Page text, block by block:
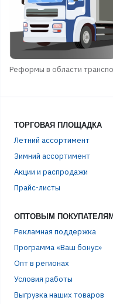
Реформы в области
ТОРГОВАЯ ПЛОЩАДКА
Летний ассортимент
Зимний ассортимент
Акции и распродажи
Прайс-листы
ОПТОВЫМ ПОКУПАТЕЛЯМ
Рекламная поддержка
Программа «Ваш бонус»
Опт в регионах
Условия работы
Выгрузка наших товаров